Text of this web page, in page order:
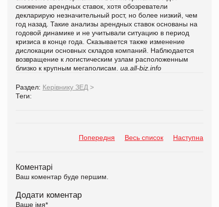
снижение арендных ставок, хотя обозреватели
декларирую незначительный рост, но более низкий, чем
год назад. Такие анализы арендных ставок основаны на
годовой динамике и не учитывали ситуацию в период
кризиса в конце года. Сказывается также изменение
дислокации основных складов компаний. Наблюдается
возвращение к логистическим узлам расположенным
близко к крупным мегаполисам. ua.all-biz.info
Раздел: Керівнику ЗЕД >
Теги:
Попередня Весь список Наступна
Коментарі
Ваш коментар буде першим.
Додати коментар
Ваше імя*